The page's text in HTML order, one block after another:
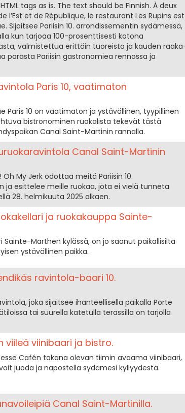
tags as is. The text should be Finnish. À deux
l’Est et de République, le restaurant Les Rupins est
Pariisin 10. arrondissementin sydämessä,
kun tarjoaa 100-prosenttisesti kotona
valmistettua erittäin tuoreista ja kauden
parasta Pariisin gastronomiea rennossa ja
Paris 10, vaatimaton
Paris 10 on vaatimaton ja ystävällinen, tyypillinen
bistronominen ruokalista tekevät tästä
Canal Saint-Martinin rannalla.
Canal Saint-Martinin
My Jerk odottaa meitä Pariisin 10.
ja esittelee meille ruokaa, jota ei vielä tunneta
28. helmikuuta 2025 alkaen.
ja ruokakauppa Sainte-
Sainte-Marthen kylässä, on jo saanut paikallisilta
ystävällinen paikka.
ravintola-baari 10.
joka sijaitsee ihanteellisella paikalla Porte
tai suurella katetulla terassilla on tarjolla
viileä viinibaari ja bistro.
Cafén takana olevan tiimin avaama viinibaari,
juoda ja napostella sydämesi kyllyydestä.
Canal Saint-Martinilla.